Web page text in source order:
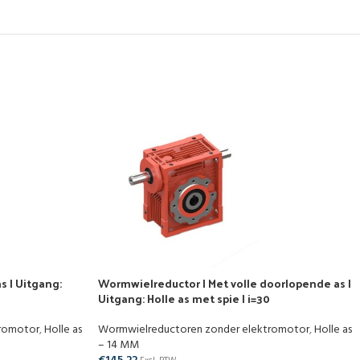
| Uitgang:
,Holle as
Wormwielreductor | Met volle doorlopende as |
Uitgang: Holle as met spie | i=30
Wormwielreductoren zonder elektromotor,Holle as
– 14 MM